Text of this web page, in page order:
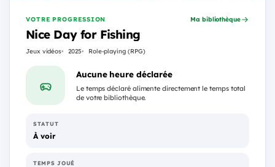
VOTRE PROGRESSION
Nice Day for Fishing
Jeux vidéos 2025 Role-playing (RPG)
Ma bibliothèque
Aucune heure déclarée
Le temps déclaré alimente directement le temps total
de votre bibliothèque.
STATUT
À voir
TEMPS JOUÉ